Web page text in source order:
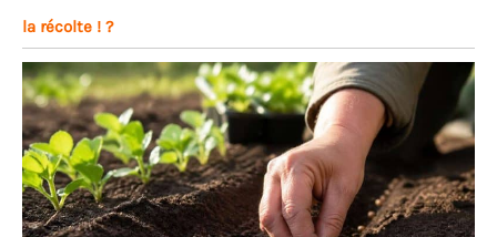
la récolte ! ?